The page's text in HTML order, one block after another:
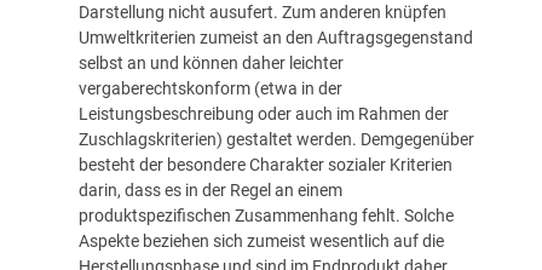
Darstellung nicht ausufert. Zum anderen knüpfen
Umweltkriterien zumeist an den Auftragsgegenstand
selbst an und können daher leichter
vergaberechtskonform (etwa in der
Leistungsbeschreibung oder auch im Rahmen der
Zuschlagskriterien) gestaltet werden. Demgegenüber
besteht der besondere Charakter sozialer Kriterien
darin, dass es in der Regel an einem
produktspezifischen Zusammenhang fehlt. Solche
Aspekte beziehen sich zumeist wesentlich auf die